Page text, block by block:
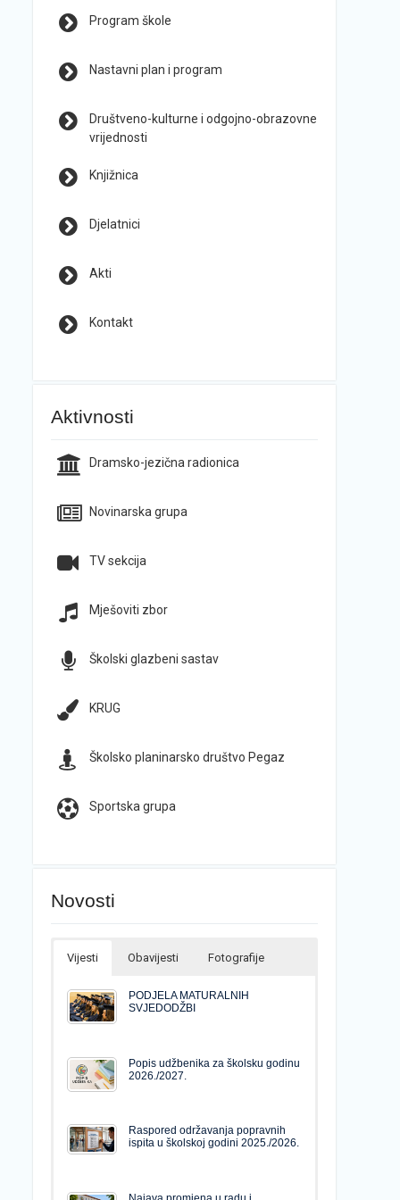
Program škole
Nastavni plan i program
Društveno-kulturne i odgojno-obrazovne
vrijednosti
Knjižnica
Djelatnici
Akti
Kontakt
Aktivnosti
Dramsko-jezična radionica
Novinarska grupa
TV sekcija
Mješoviti zbor
Školski glazbeni sastav
KRUG
Školsko planinarsko društvo Pegaz
Sportska grupa
Novosti
Vijesti Obavijesti Fotografije
PODJELA MATURALNIH
SVJEDODŽBI
Popis udžbenika za školsku godinu
2026./2027.
Raspored održavanja popravnih
ispita u školskoj godini 2025./2026.
Najava promjena u radu i